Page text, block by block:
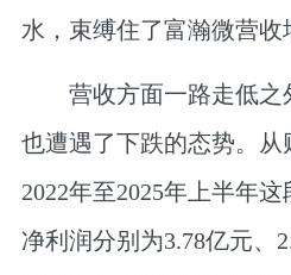
水，束缚住了富瀚微营收
营收方面一路走低之
也遭遇了下跌的态势。从
2022年至2025年上半年
净利润分别为3.78亿元、